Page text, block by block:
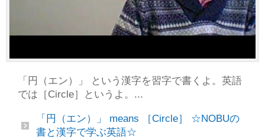
「円（エン）」 という漢字を習字で書くよ。英語
では［Circle］というよ。...
「円（エン）」 means ［Circle］ ☆NOBUの
書と漢字で学ぶ英語☆